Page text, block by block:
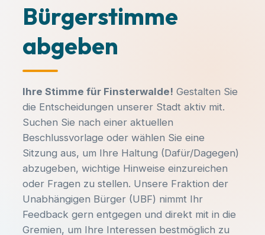
Bürgerstimme
abgeben
Ihre Stimme für Finsterwalde! Gestalten Sie
die Entscheidungen unserer Stadt aktiv mit.
Suchen Sie nach einer aktuellen
Beschlussvorlage oder wählen Sie eine
Sitzung aus, um Ihre Haltung (Dafür/Dagegen)
abzugeben, wichtige Hinweise einzureichen
oder Fragen zu stellen. Unsere Fraktion der
Unabhängigen Bürger (UBF) nimmt Ihr
Feedback gern entgegen und direkt mit in die
Gremien, um Ihre Interessen bestmöglich zu
KATEGORIE
MACH MIT!
Finsterwalde aktiv
mitgestalten!
Kommunalpolitik entscheidet über den
Spielplatz um die Ecke, neue
Radwege und die Entwicklung unserer